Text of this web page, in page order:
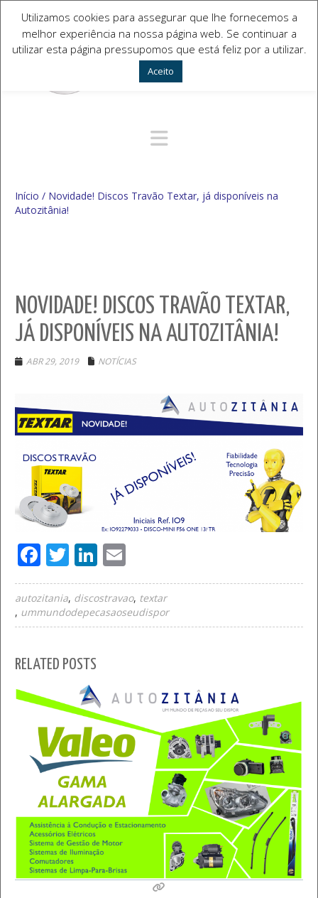
Navegação Alternativa
Início / Novidade! Discos Travão Textar, já disponíveis na
Autozitânia!
NOVIDADE! DISCOS TRAVÃO TEXTAR,
JÁ DISPONÍVEIS NA AUTOZITÂNIA!
ABR 29, 2019 NOTÍCIAS
Facebook
TwitterLinkedIn
autozitania discostravao textar
ummundodepecasaoseudispor
RELATED POSTS
Utilizamos cookies para assegurar que lhe fornecemos a
melhor experiência na nossa página web. Se continuar a
utilizar esta página pressupomos que está feliz por a utilizar.
Aceito